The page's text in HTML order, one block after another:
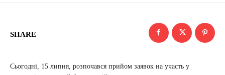
SHARE
Сьогодні, 15 липня, розпочався прийом заявок на участь у